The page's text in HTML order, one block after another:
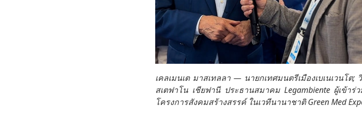
เคลเมนเต มาสเทลลา — นายกเทศมนตรีเมืองเบเนเวนโต
สเตฟาโน เชียฟานี ประธานสมาคม Legambiente ผู้เข้าร่
โครงการสังคมสร้างสรรค์ ในเวทีนานาชาติ Green Med